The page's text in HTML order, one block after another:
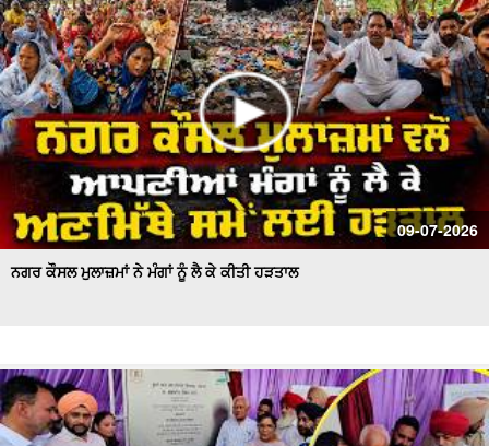
09-07-2026
ਨਗਰ ਕੌਸਲ ਮੁਲਾਜ਼ਮਾਂ ਨੇ ਮੰਗਾਂ ਨੂੰ ਲੈ ਕੇ ਕੀਤੀ ਹੜਤਾਲ